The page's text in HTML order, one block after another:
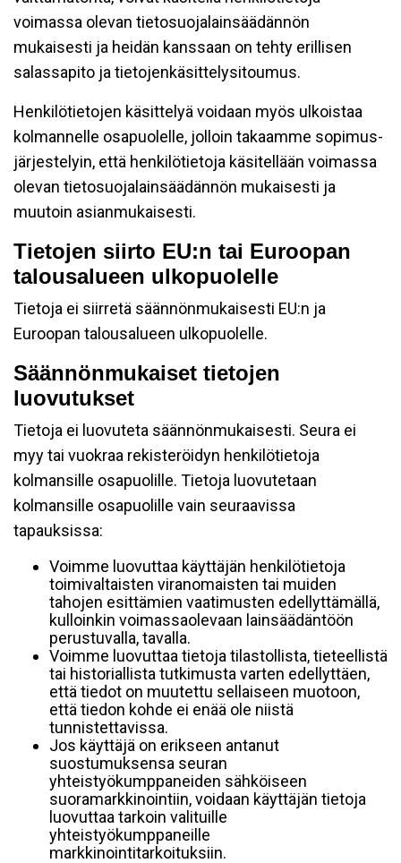
voimassa olevan tietosuojalainsäädännön
mukaisesti ja heidän kanssaan on tehty erillisen
salassapito ja tietojenkäsittelysitoumus.
Henkilötietojen käsittelyä voidaan myös ulkoistaa
kolmannelle osapuolelle, jolloin takaamme sopimus-
järjestelyin, että henkilötietoja käsitellään voimassa
olevan tietosuojalainsäädännön mukaisesti ja
muutoin asianmukaisesti.
Tietojen siirto EU:n tai Euroopan
talousalueen ulkopuolelle
Tietoja ei siirretä säännönmukaisesti EU:n ja
Euroopan talousalueen ulkopuolelle.
Säännönmukaiset tietojen
luovutukset
Tietoja ei luovuteta säännönmukaisesti. Seura ei
myy tai vuokraa rekisteröidyn henkilötietoja
kolmansille osapuolille. Tietoja luovutetaan
kolmansille osapuolille vain seuraavissa
tapauksissa:
Voimme luovuttaa käyttäjän henkilötietoja
toimivaltaisten viranomaisten tai muiden
tahojen esittämien vaatimusten edellyttämällä,
kulloinkin voimassaolevaan lainsäädäntöön
perustuvalla, tavalla.
Voimme luovuttaa tietoja tilastollista, tieteellistä
tai historiallista tutkimusta varten edellyttäen,
että tiedot on muutettu sellaiseen muotoon,
että tiedon kohde ei enää ole niistä
tunnistettavissa.
Jos käyttäjä on erikseen antanut
suostumuksensa seuran
yhteistyökumppaneiden sähköiseen
suoramarkkinointiin, voidaan käyttäjän tietoja
luovuttaa tarkoin valituille
yhteistyökumppaneille
markkinointitarkoituksiin.